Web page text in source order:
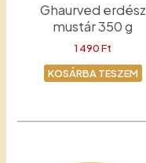
Ghaurved erdész
mustár 350 g
1 490Ft
KOSÁRBA TESZEM